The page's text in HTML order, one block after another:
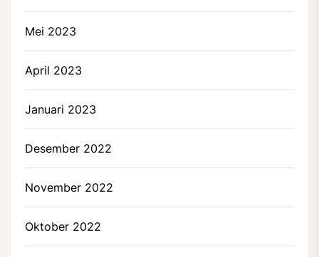
Mei 2023
April 2023
Januari 2023
Desember 2022
November 2022
Oktober 2022